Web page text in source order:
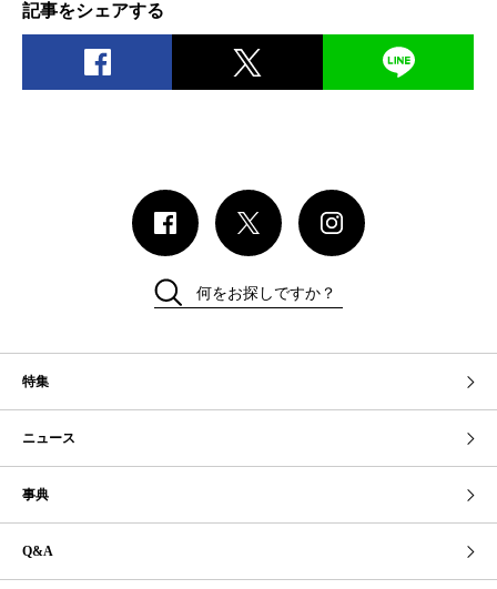
記事をシェアする
特集
ニュース
事典
Q&A
何をお探しですか？